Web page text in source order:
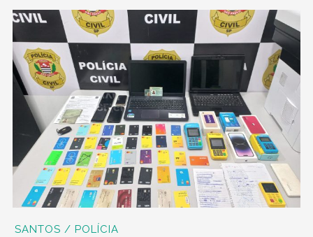
SANTOS / POLÍCIA